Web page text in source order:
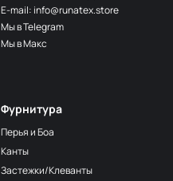
Фурнитура
Перья и Боа
Канты
Застежки/Клеванты
E-mail: info@runatex.store
Мы в Telegram
Мы в Макс